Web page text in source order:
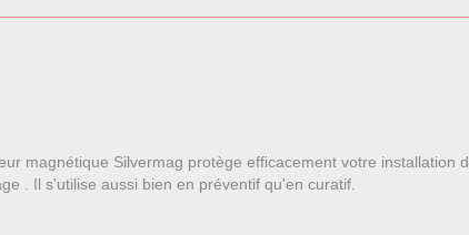
magnétique Silvermag protège efficacement votre installation
. Il s'utilise aussi bien en préventif qu'en curatif.